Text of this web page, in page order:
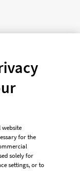
for the
solely for
settings, or to